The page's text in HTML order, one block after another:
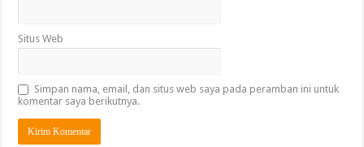
Situs Web
Simpan nama, email, dan situs web saya pada peramban ini untuk
komentar saya berikutnya.